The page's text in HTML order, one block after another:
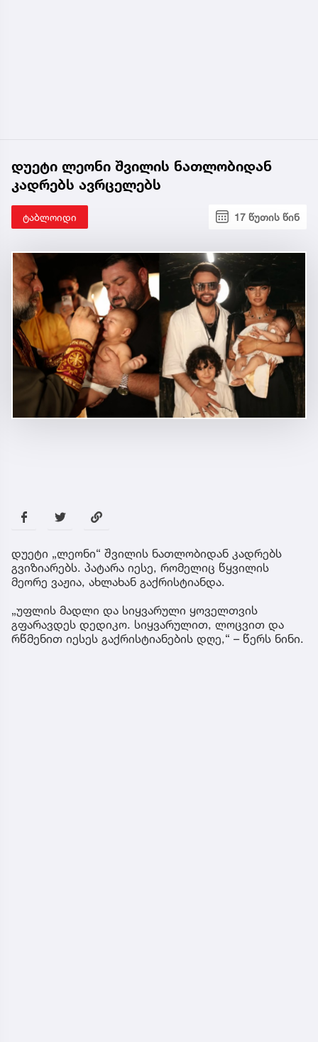
დუეტი ლეონი შვილის ნათლობიდან
კადრებს ავრცელებს
ტაბლოიდი 17 წუთის წინ
დუეტი „ლეონი“ შვილის ნათლობიდან კადრებს
გვიზიარებს. პატარა იესე, რომელიც წყვილის
მეორე ვაჟია, ახლახან გაქრისტიანდა.
„უფლის მადლი და სიყვარული ყოველთვის
გფარავდეს დედიკო. სიყვარულით, ლოცვით და
რწმენით იესეს გაქრისტიანების დღე,“ – წერს ნინი.